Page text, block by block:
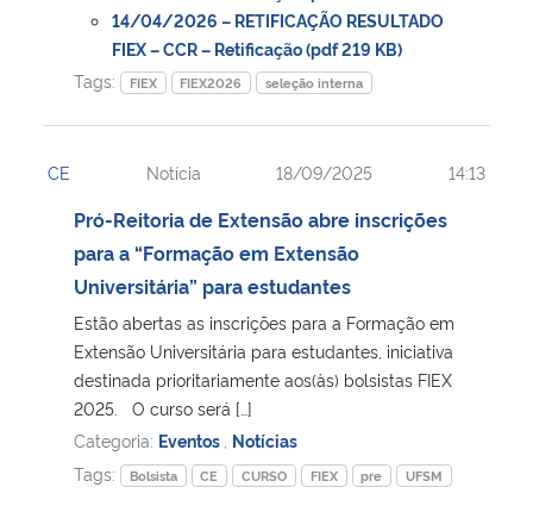
Gabinete de Segurança Institucional
Banco Central do Brasil
14/04/2026 – RETIFICAÇÃO RESULTADO
FIEX – CCR – Retificação (pdf 219 KB)
Tags:
FIEX FIEX2026 seleção interna
CE Notícia 18/09/2025 14:13
Pró-Reitoria de Extensão abre inscrições
para a “Formação em Extensão
Universitária” para estudantes
Estão abertas as inscrições para a Formação em
Extensão Universitária para estudantes, iniciativa
destinada prioritariamente aos(às) bolsistas FIEX
2025. O curso será […]
Categoria: Eventos Notícias
Tags:
Bolsista CE CURSO FIEX pre UFSM